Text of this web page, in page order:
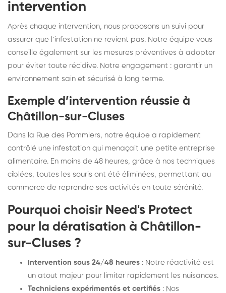
intervention
Après chaque intervention, nous proposons un suivi pour
assurer que l’infestation ne revient pas. Notre équipe vous
conseille également sur les mesures préventives à adopter
pour éviter toute récidive. Notre engagement : garantir un
environnement sain et sécurisé à long terme.
Exemple d’intervention réussie à
Châtillon-sur-Cluses
Dans la Rue des Pommiers, notre équipe a rapidement
contrôlé une infestation qui menaçait une petite entreprise
alimentaire. En moins de 48 heures, grâce à nos techniques
ciblées, toutes les souris ont été éliminées, permettant au
commerce de reprendre ses activités en toute sérénité.
Pourquoi choisir Need's Protect
pour la dératisation à Châtillon-
sur-Cluses ?
Intervention sous 24/48 heures : Notre réactivité est
un atout majeur pour limiter rapidement les nuisances.
Techniciens expérimentés et certifiés : Nos